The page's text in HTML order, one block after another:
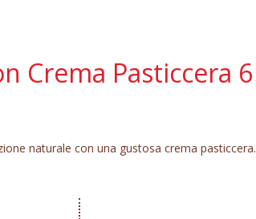
Crema Pasticcera 6
naturale con una gustosa crema pasticcera.